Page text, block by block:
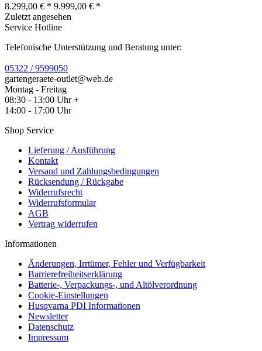
8.299,00 € * 9.999,00 € *
Zuletzt angesehen
Service Hotline
Telefonische Unterstützung und Beratung unter:
05322 / 9599050
gartengeraete-outlet@web.de
Montag - Freitag
08:30 - 13:00 Uhr +
14:00 - 17:00 Uhr
Shop Service
Lieferung / Ausführung
Kontakt
Versand und Zahlungsbedingungen
Rücksendung / Rückgabe
Widerrufsrecht
Widerrufsformular
AGB
Vertrag widerrufen
Informationen
Änderungen, Irrtümer, Fehler und Verfügbarkeit
Barrierefreiheitserklärung
Batterie-, Verpackungs-, und Altölverordnung
Cookie-Einstellungen
Husqvarna PDI Informationen
Newsletter
Datenschutz
Impressum